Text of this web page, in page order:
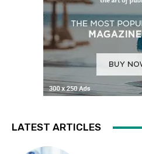
LATEST ARTICLES